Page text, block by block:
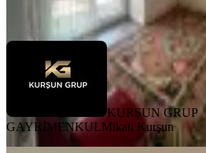
KURŞUN GRUP
GAYRİMENKULMikail Kurşun